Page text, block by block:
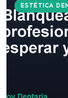
ESTÉTICA